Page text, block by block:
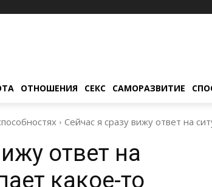
ОТНОШЕНИЯ СЕКС САМОРАЗВИТИЕ
Сейчас я сразу вижу ответ на
ответ на
какое-то